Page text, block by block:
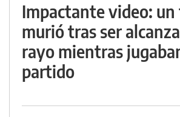
Impactante video:
murió tras ser
rayo mientras
partido